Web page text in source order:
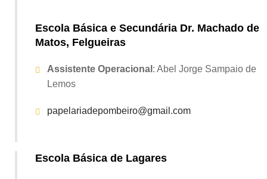
Escola Básica e Secundária Dr. Machado de
Matos, Felgueiras
Assistente Operacional : Abel Jorge Sampaio de
Lemos
papelariadepombeiro@gmail.com
Escola Básica de Lagares